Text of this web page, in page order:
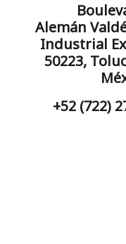
Alemán
Industrial
50223,
+52 (722)